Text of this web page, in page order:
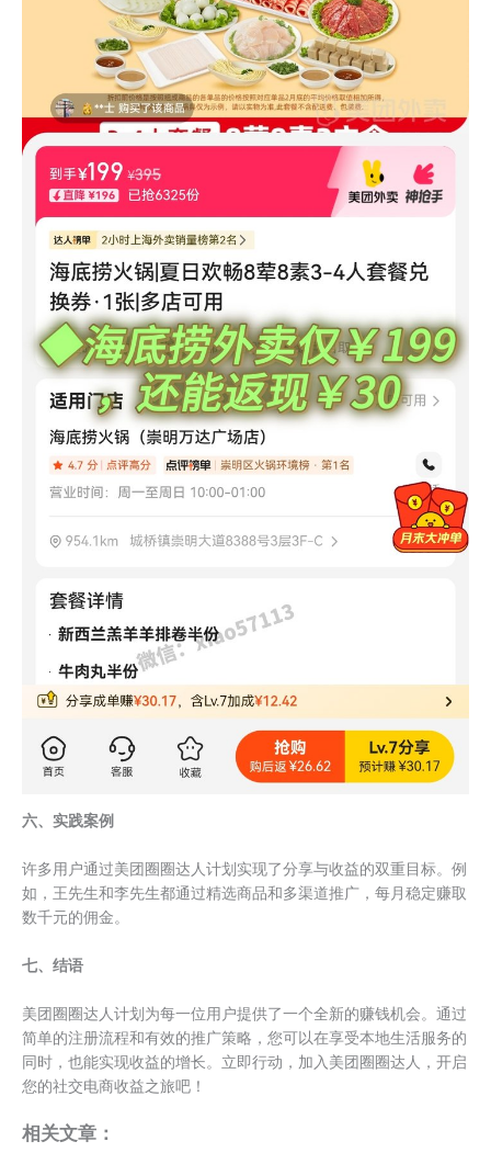
六、实践案例
许多用户通过美团圈圈达人计划实现了分享与收益的双重目标。例
如，王先生和李先生都通过精选商品和多渠道推广，每月稳定赚取
数千元的佣金。
七、结语
美团圈圈达人计划为每一位用户提供了一个全新的赚钱机会。通过
简单的注册流程和有效的推广策略，您可以在享受本地生活服务的
同时，也能实现收益的增长。立即行动，加入美团圈圈达人，开启
您的社交电商收益之旅吧！
相关文章：